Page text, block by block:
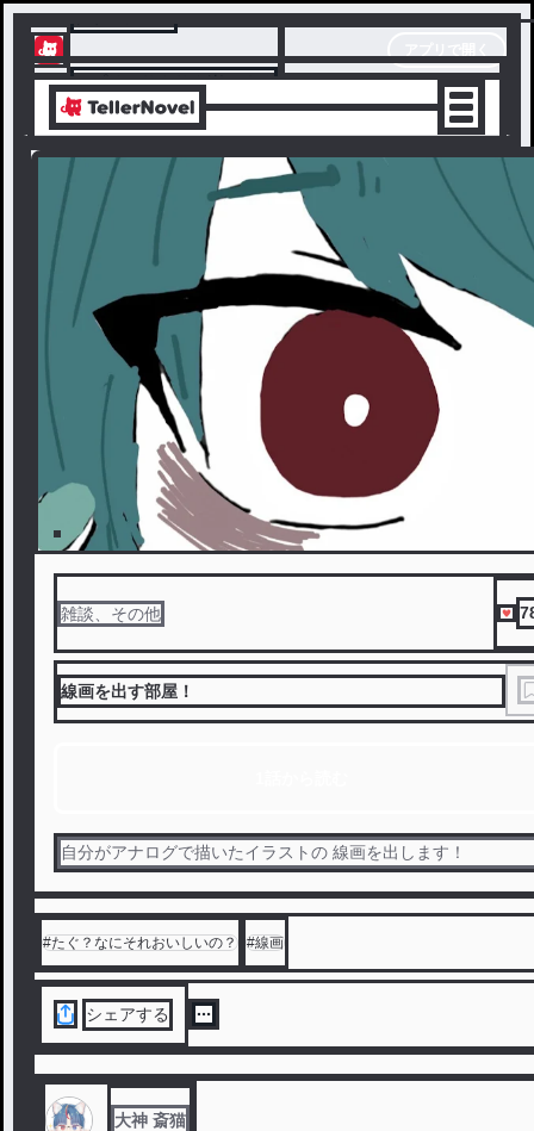
テラーノベル
アプリでサクサク楽しめる
雑談、その他
線画を出す部屋！
自分がアナログで描いたイラストの 線画を出します！
#たぐ？なにそれおいしいの？ #線画
シェアする
大神 斎猫